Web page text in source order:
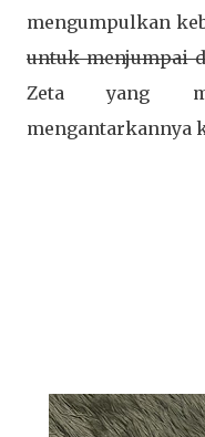
mengumpulkan
untuk menjumpai
Zeta yang
mengantarkannya